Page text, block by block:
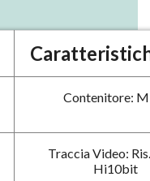
Contenitore:
Traccia Video:
Hi10bit